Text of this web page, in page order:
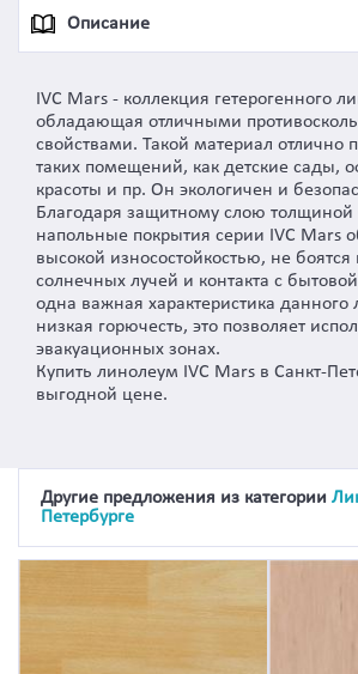
Описание
IVC Mars - коллекция гетерогенного
обладающая отличными
свойствами. Такой материал отлично
таких помещений, как детские сады,
красоты и пр. Он экологичен и
Благодаря защитному слою
напольные покрытия серии IVC Mars
высокой износостойкостью, не
солнечных лучей и контакта с
одна важная характеристика данного
низкая горючесть, это позволяет
эвакуационных зонах.
Купить линолеум IVC Mars в Санкт-
выгодной цене.
Другие предложения из категории
Петербурге